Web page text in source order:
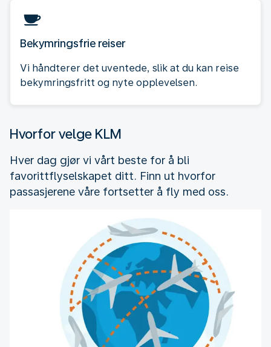
Bekymringsfrie reiser
Vi håndterer det uventede, slik at du kan reise
bekymringsfritt og nyte opplevelsen.
Hvorfor velge KLM
Hver dag gjør vi vårt beste for å bli
favorittflyselskapet ditt. Finn ut hvorfor
passasjerene våre fortsetter å fly med oss.